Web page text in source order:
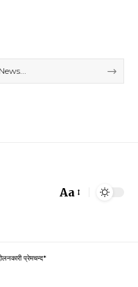
Font
Aa
प्रेमचन्द*